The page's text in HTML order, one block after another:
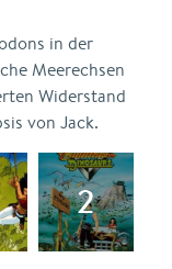
in der
Meerechsen
Widerstand
von Jack.